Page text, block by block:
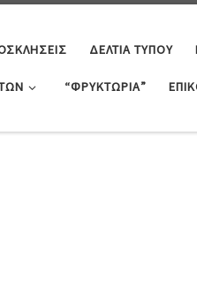
ΔΕΛΤΊΑ ΤΎΠΟΥ
“ΦΡΥΚΤΩΡΊΑ”